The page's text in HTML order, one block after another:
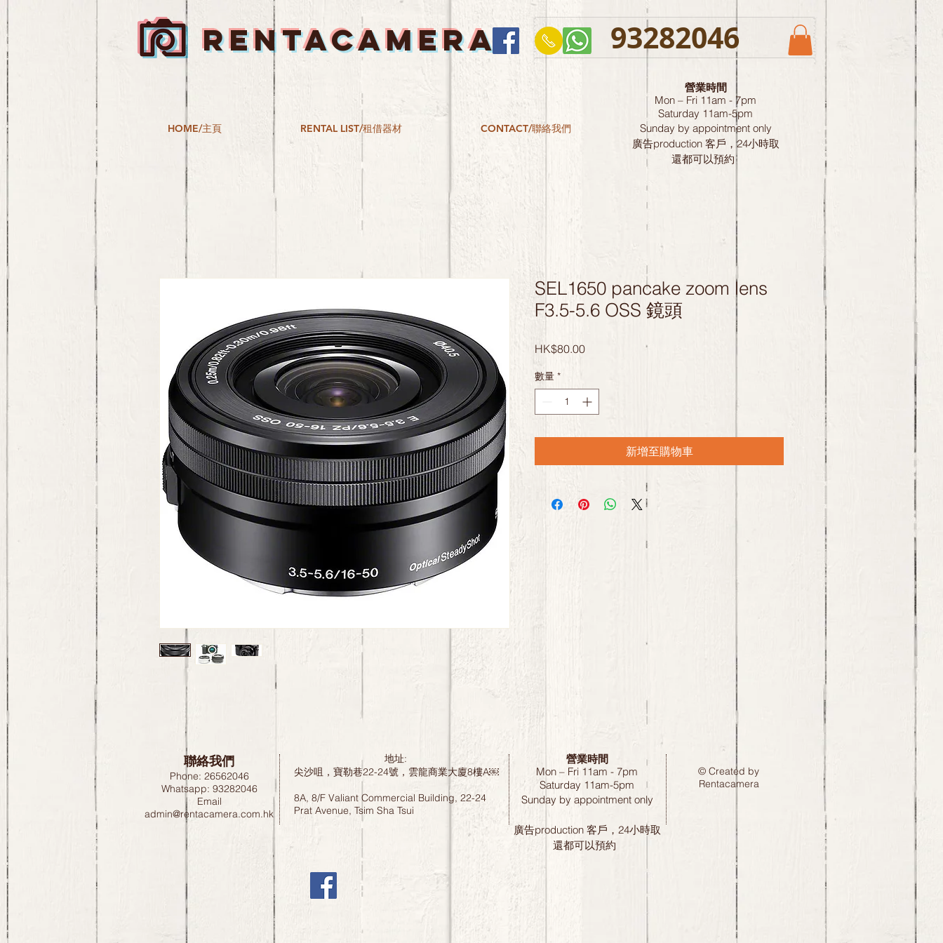
RENTACAMERA 93282046
HOME/主頁 RENTAL LIST/租借器材 CONTACT/聯絡我們
營業時間
Mon – Fri 11am - 7pm
Saturday 11am-5pm
Sunday by appointment only
廣告production 客戶，24小時取
還都可以預約
SEL1650 pancake zoom lens
F3.5-5.6 OSS 鏡頭
HK$80.00價
數量 *
新增至購物車
聯絡我們
Phone: 26562046
Whatsapp: 93282046
Email
admin@rentacamera.com.hk
地址:
尖沙咀，寶勒巷22-24號，雲龍商業大廈8樓A￼
8A, 8/F Valiant Commercial Building, 22-24
Prat Avenue, Tsim Sha Tsui
營業時間
Mon – Fri 11am - 7pm
Saturday 11am-5pm
Sunday by appointment only
廣告production 客戶，24小時取
還都可以預約
© Created by
Rentacamera